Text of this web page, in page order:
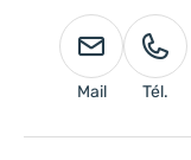
Mail Tél.